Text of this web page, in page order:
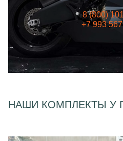
8 (800)
+7 993
НАШИ КОМПЛЕКТЫ У